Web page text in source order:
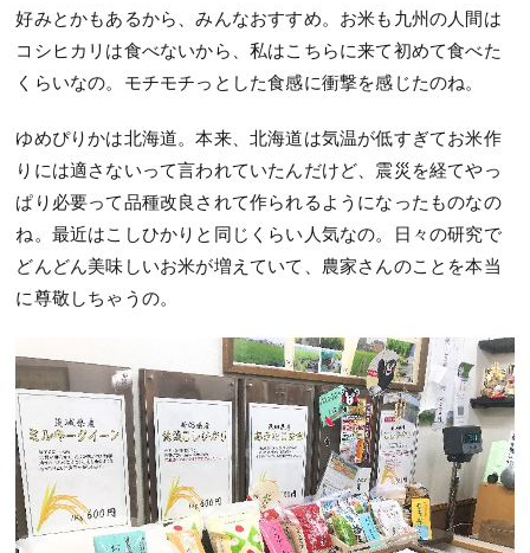
好みとかもあるから、みんなおすすめ。お米も九州の人間は
コシヒカリは食べないから、私はこちらに来て初めて食べた
くらいなの。モチモチっとした食感に衝撃を感じたのね。
ゆめぴりかは北海道。本来、北海道は気温が低すぎてお米作
りには適さないって言われていたんだけど、震災を経てやっ
ぱり必要って品種改良されて作られるようになったものなの
ね。最近はこしひかりと同じくらい人気なの。日々の研究で
どんどん美味しいお米が増えていて、農家さんのことを本当
に尊敬しちゃうの。